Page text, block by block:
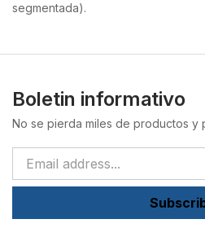
segmentada).
Boletin informativo
No se pierda miles de productos y